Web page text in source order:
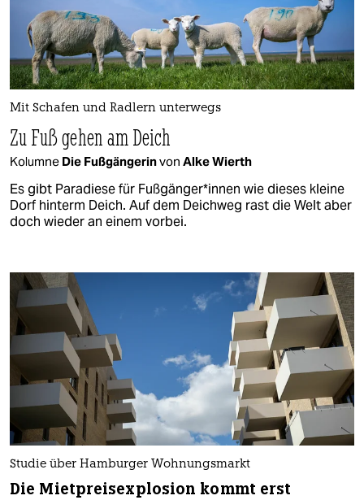
Mit Schafen und Radlern unterwegs
Zu Fuß gehen am Deich
Kolumne Die Fußgängerinvon Alke Wierth
Es gibt Paradiese für Fuß­gän­ge­r*in­nen wie dieses kleine
Dorf hinterm Deich. Auf dem Deichweg rast die Welt aber
doch wieder an einem vorbei.
Studie über Hamburger Wohnungsmarkt
Die Mietpreisexplosion kommt erst